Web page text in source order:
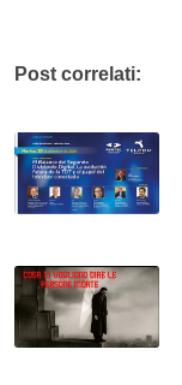
Post correlati: